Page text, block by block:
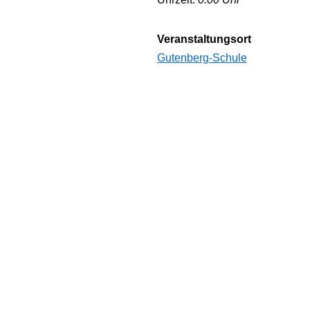
Veranstaltungsort
Gutenberg-Schule